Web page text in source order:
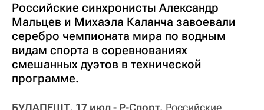
Российские синхронисты Александр
Мальцев и Михаэла Каланча завоевали
серебро чемпионата мира по водным
видам спорта в соревнованиях
смешанных дуэтов в технической
программе.
БУДАПЕШТ, 17 июл - Р-Спорт. Российские